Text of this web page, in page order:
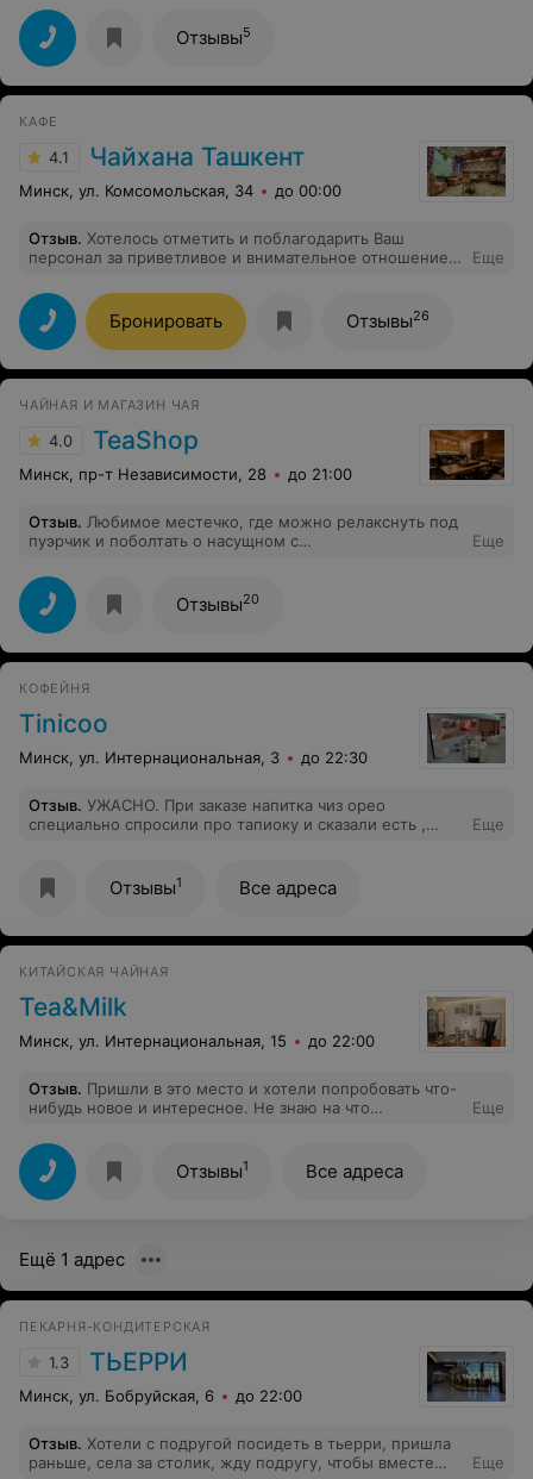
и вкусное. А самое приятное - бариста. Улыбчивая,
общительная, человек на своём месте и его
украшение.
Отзывы5
КАФЕ
4.1 Чайхана Ташкент
Минск, ул. Комсомольская, 34 до 00:00
Отзыв. Хотелось отметить и поблагодарить Ваш
персонал за приветливое и внимательное отношение к
Желаем Вам и Вашему заведению больших доходов!
Еще
Бронировать Отзывы26
ЧАЙНАЯ И МАГАЗИН ЧАЯ
4.0 TeaShop
Минск, пр-т Независимости, 28 до 21:00
Отзыв. Любимое местечко, где можно релакснуть под
пуэрчик и поболтать о насущном с
Еще
Отзывы20
КОФЕЙНЯ
Tinicoo
Минск, ул. Интернациональная, 3 до 22:30
Отзыв. УЖАСНО. При заказе напитка чиз орео
специально спросили про тапиоку и сказали есть ,
и специально доплатила и попросила добавить тапиоку
, приносят напиток и тапиоки не было. Очень
Еще
Отзывы1 Все адреса
КИТАЙСКАЯ ЧАЙНАЯ
Tea&Milk
Минск, ул. Интернациональная, 15 до 22:00
Отзыв. Пришли в это место и хотели попробовать что-
нибудь новое и интересное. Не знаю на что
наполнителей ничего почти и не было. Очередь
собирается быстро. Кафе не оправдало ожидания.
Еще
Отзывы1 Все адреса
Ещё 1 адрес
ПЕКАРНЯ-КОНДИТЕРСКАЯ
1.3 ТЬЕРРИ
Минск, ул. Бобруйская, 6 до 22:00
Отзыв. Хотели с подругой посидеть в тьерри, пришла
раньше, села за столик, жду подругу, чтобы вместе
Еще